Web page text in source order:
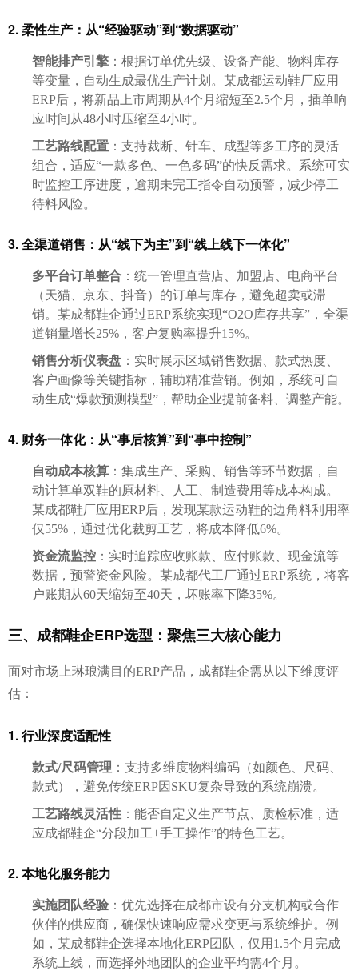
2. 柔性生产：从“经验驱动”到“数据驱动”
智能排产引擎 ：根据订单优先级、设备产能、物料库存
等变量，自动生成最优生产计划。某成都运动鞋厂应用
ERP后，将新品上市周期从4个月缩短至2.5个月，插单响
应时间从48小时压缩至4小时。
工艺路线配置 ：支持裁断、针车、成型等多工序的灵活
组合，适应“一款多色、一色多码”的快反需求。系统可实
时监控工序进度，逾期未完工指令自动预警，减少停工
待料风险。
3. 全渠道销售：从“线下为主”到“线上线下一体化”
多平台订单整合 ：统一管理直营店、加盟店、电商平台
（天猫、京东、抖音）的订单与库存，避免超卖或滞
销。某成都鞋企通过ERP系统实现“O2O库存共享”，全渠
道销量增长25%，客户复购率提升15%。
销售分析仪表盘 ：实时展示区域销售数据、款式热度、
客户画像等关键指标，辅助精准营销。例如，系统可自
动生成“爆款预测模型”，帮助企业提前备料、调整产能。
4. 财务一体化：从“事后核算”到“事中控制”
自动成本核算 ：集成生产、采购、销售等环节数据，自
动计算单双鞋的原材料、人工、制造费用等成本构成。
某成都鞋厂应用ERP后，发现某款运动鞋的边角料利用率
仅55%，通过优化裁剪工艺，将成本降低6%。
资金流监控 ：实时追踪应收账款、应付账款、现金流等
数据，预警资金风险。某成都代工厂通过ERP系统，将客
户账期从60天缩短至40天，坏账率下降35%。
三、成都鞋企ERP选型：聚焦三大核心能力
面对市场上琳琅满目的ERP产品，成都鞋企需从以下维度评
估：
1. 行业深度适配性
款式/尺码管理 ：支持多维度物料编码（如颜色、尺码、
款式），避免传统ERP因SKU复杂导致的系统崩溃。
工艺路线灵活性 ：能否自定义生产节点、质检标准，适
应成都鞋企“分段加工+手工操作”的特色工艺。
2. 本地化服务能力
实施团队经验 ：优先选择在成都市设有分支机构或合作
伙伴的供应商，确保快速响应需求变更与系统维护。例
如，某成都鞋企选择本地化ERP团队，仅用1.5个月完成
系统上线，而选择外地团队的企业平均需4个月。